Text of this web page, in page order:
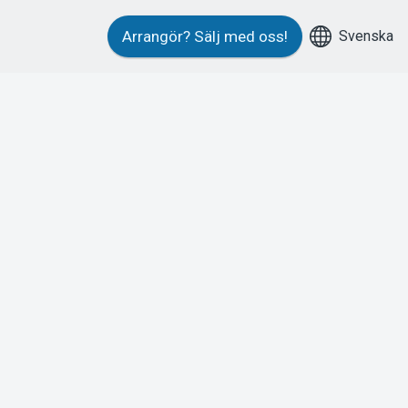
Arrangör? Sälj med oss! Svenska